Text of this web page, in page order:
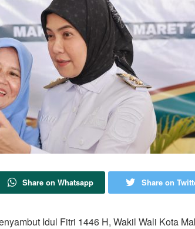
Share on Whatsapp Share on
Idul Fitri 1446 H, Wakil Wali Kota